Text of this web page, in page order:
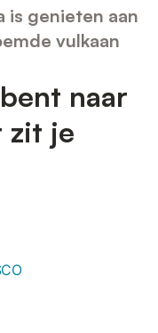
is genieten aan
vulkaan
naar
zit je